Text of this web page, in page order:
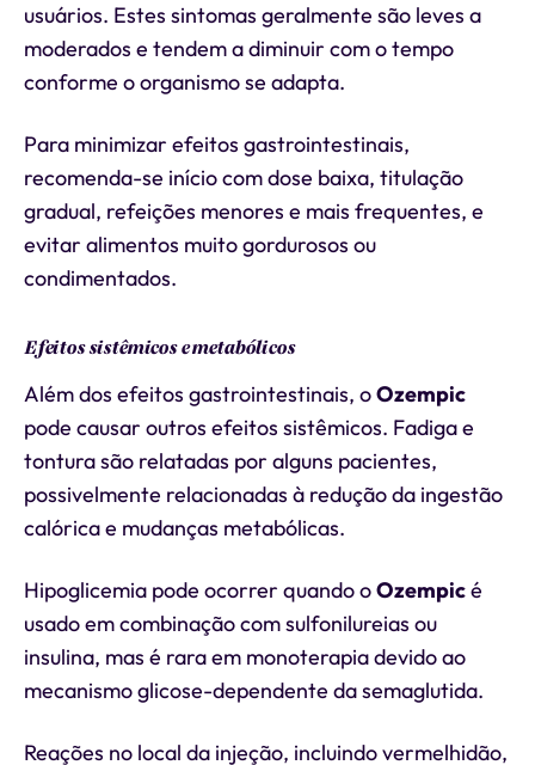
usuários. Estes sintomas geralmente são leves a
moderados e tendem a diminuir com o tempo
conforme o organismo se adapta.
Para minimizar efeitos gastrointestinais,
recomenda-se início com dose baixa, titulação
gradual, refeições menores e mais frequentes, e
evitar alimentos muito gordurosos ou
condimentados.
Efeitos sistêmicos e metabólicos
Além dos efeitos gastrointestinais, oOzempic
pode causar outros efeitos sistêmicos. Fadiga e
tontura são relatadas por alguns pacientes,
possivelmente relacionadas à redução da ingestão
calórica e mudanças metabólicas.
Hipoglicemia pode ocorrer quando oOzempicé
usado em combinação com sulfonilureias ou
insulina, mas é rara em monoterapia devido ao
mecanismo glicose-dependente da semaglutida.
Reações no local da injeção, incluindo vermelhidão,